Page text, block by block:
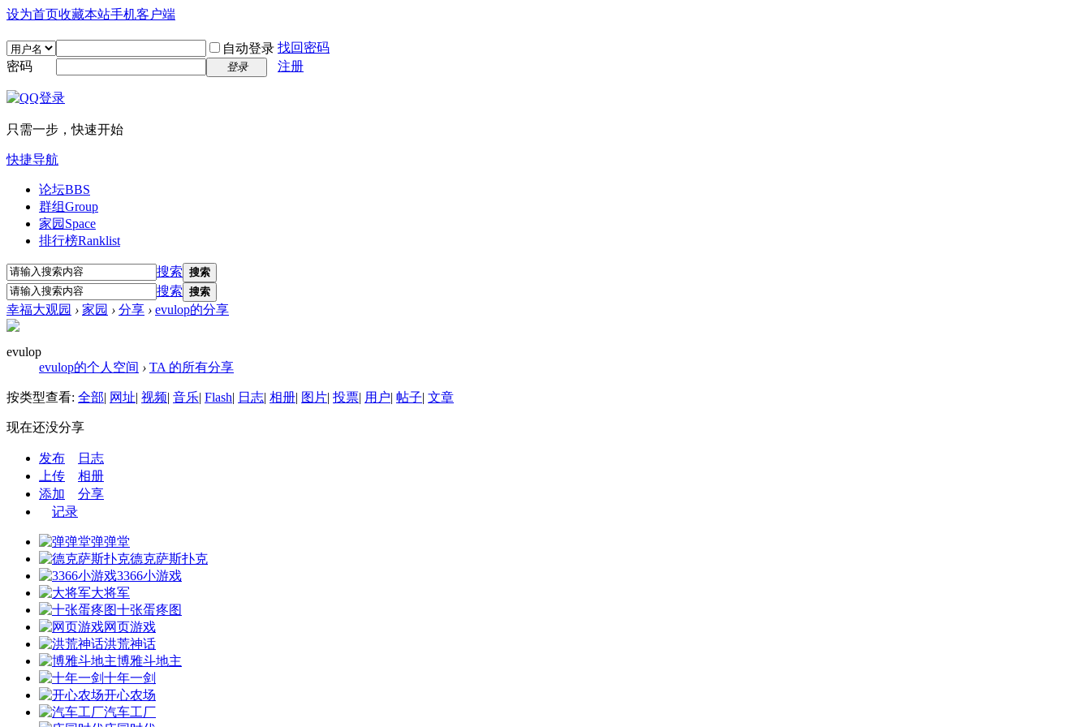
设为首页收藏本站手机客户端
自动登录 找回密码
密码
登录 注册
只需一步，快速开始
快捷导航
论坛BBS
群组Group
家园 Space
排行榜Ranklist
搜索 搜索
搜索 搜索
幸福大观园 › 家园 › 分享 › evulop的分享
evulop
evulop的个人空间 › TA 的所有分享
按类型查看: 全部| 网址| 视频| 音乐| Flash| 日志| 相册| 图片| 投票| 用户| 帖子| 文章
现在还没分享
发布
日志
上传
相册
添加
分享
记录
弹弹堂
德克萨斯扑克
3366小游戏
大将军
十张蛋疼图
网页游戏
洪荒神话
博雅斗地主
十年一剑
开心农场
汽车工厂